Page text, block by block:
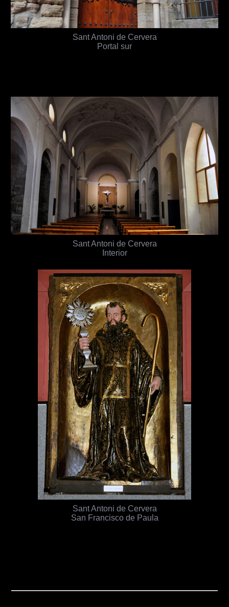
Sant Antoni de Cervera
Portal sur
Sant Antoni de Cervera
Interior
Sant Antoni de Cervera
San Francisco de Paula